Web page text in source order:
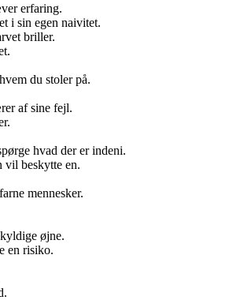
erfaring.
i sin egen naivitet.
briller.
du stoler på.
af sine fejl.
hvad der er indeni.
vil beskytte en.
mennesker.
øjne.
en risiko.